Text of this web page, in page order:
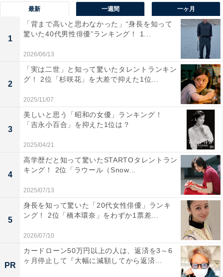
View this post on Instagram
A post shared by 横浜流星 (@ryuseiyokohama_official)
1位には、横浜流星さんが選ばれました。
最新 一週間 一ヶ月
1
「背まで高いと思わなかった」“身長を知って
驚いた40代男性俳優”ランキング！ 1...
2026/06/13
2
「実は二世」と知って驚いたタレントランキン
グ！ 2位「杉咲花」を大差で抑えた1位...
2025/11/07
3
美しいと思う「昭和の女優」ランキング！
「吉永小百合」を抑えた1位は？
2025/04/21
4
高学歴だと知って驚いたSTARTOタレントラン
キング！ 2位「ラウール（Snow...
2025/07/13
5
身長を知って驚いた「20代女性俳優」ランキ
ング！ 2位「橋本環奈」をわずか1票差...
2026/07/10
PR
カードローン50万円以上の人は、返済を3～6
ヶ月停止して『大幅に減額してから返済...